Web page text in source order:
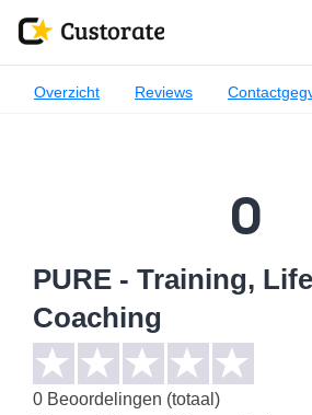
Overzicht Reviews
0
PURE - Training,
Coaching
0 Beoordelingen (totaal)